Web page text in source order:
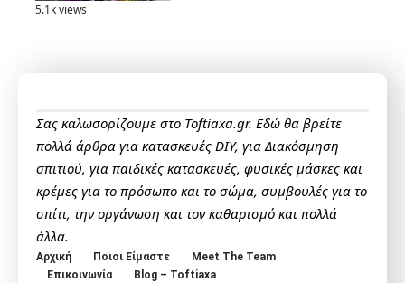
5.1k views
Σας καλωσορίζουμε στο Toftiaxa.gr. Εδώ θα βρείτε
πολλά άρθρα για κατασκευές DIY, για Διακόσμηση
σπιτιού, για παιδικές κατασκευές, φυσικές μάσκες και
κρέμες για το πρόσωπο και το σώμα, συμβουλές για το
σπίτι, την οργάνωση και τον καθαρισμό και πολλά
άλλα.
Αρχική Ποιοι Είμαστε
Meet The Team
Επικοινωνία
Blog – Toftiaxa